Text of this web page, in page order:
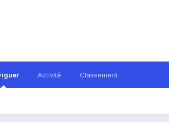
Activité Classement